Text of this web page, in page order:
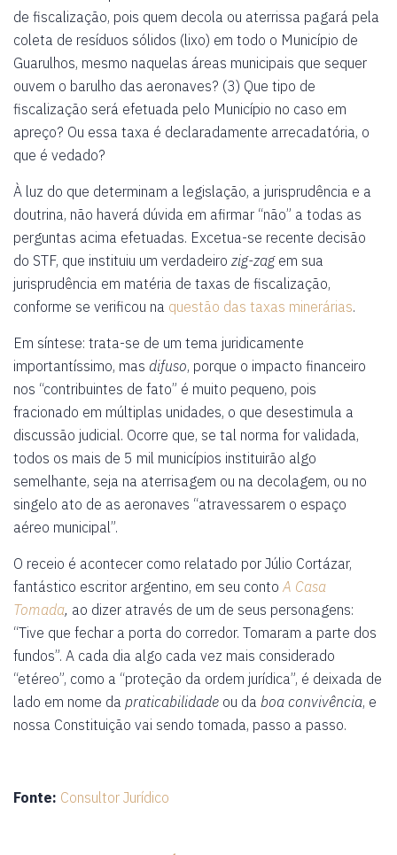
de fiscalização, pois quem decola ou aterrissa pagará pela
coleta de resíduos sólidos (lixo) em todo o Município de
Guarulhos, mesmo naquelas áreas municipais que sequer
ouvem o barulho das aeronaves? (3) Que tipo de
fiscalização será efetuada pelo Município no caso em
apreço? Ou essa taxa é declaradamente arrecadatória, o
que é vedado?
À luz do que determinam a legislação, a jurisprudência e a
doutrina, não haverá dúvida em afirmar “não” a todas as
perguntas acima efetuadas. Excetua-se recente decisão
do STF, que instituiu um verdadeiro zig-zagem sua
jurisprudência em matéria de taxas de fiscalização,
conforme se verificou na questão das taxas minerárias.
Em síntese: trata-se de um tema juridicamente
importantíssimo, mas difuso, porque o impacto financeiro
nos “contribuintes de fato” é muito pequeno, pois
fracionado em múltiplas unidades, o que desestimula a
discussão judicial. Ocorre que, se tal norma for validada,
todos os mais de 5 mil municípios instituirão algo
semelhante, seja na aterrisagem ou na decolagem, ou no
singelo ato de as aeronaves “atravessarem o espaço
aéreo municipal”.
O receio é acontecer como relatado por Júlio Cortázar,
fantástico escritor argentino, em seu conto A Casa
Tomada, ao dizer através de um de seus personagens:
“Tive que fechar a porta do corredor. Tomaram a parte dos
fundos”. A cada dia algo cada vez mais considerado
“etéreo”, como a “proteção da ordem jurídica”, é deixada de
lado em nome da praticabilidade ou da boa convivência, e
nossa Constituição vai sendo tomada, passo a passo.
Fonte: Consultor Jurídico